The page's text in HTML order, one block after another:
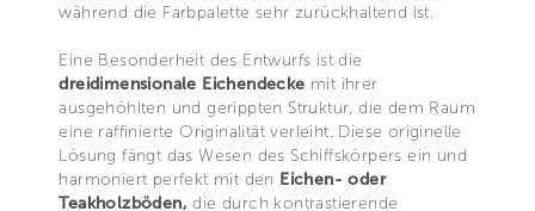
während die Farbpalette sehr zurückhaltend ist.
Eine Besonderheit des Entwurfs ist die
dreidimensionale Eichendecke mit ihrer
ausgehöhlten und gerippten Struktur, die dem Raum
eine raffinierte Originalität verleiht. Diese originelle
Lösung fängt das Wesen des Schiffskörpers ein und
harmoniert perfekt mit den Eichen- oder
Teakholzböden,die durch kontrastierende